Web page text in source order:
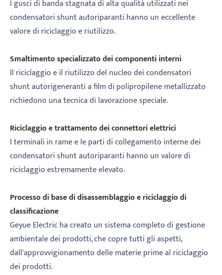
I gusci di banda stagnata di alta qualità utilizzati nei
condensatori shunt autoriparanti hanno un eccellente
valore di riciclaggio e riutilizzo.
Smaltimento specializzato dei componenti interni
Il riciclaggio e il riutilizzo del nucleo dei condensatori
shunt autorigeneranti a film di polipropilene metallizzato
richiedono una tecnica di lavorazione speciale.
Riciclaggio e trattamento dei connettori elettrici
I terminali in rame e le parti di collegamento interne dei
condensatori shunt autoriparanti hanno un valore di
riciclaggio estremamente elevato.
Processo di base di disassemblaggio e riciclaggio di
classificazione
Geyue Electric ha creato un sistema completo di gestione
ambientale dei prodotti, che copre tutti gli aspetti,
dall'approvvigionamento delle materie prime al riciclaggio
dei prodotti.